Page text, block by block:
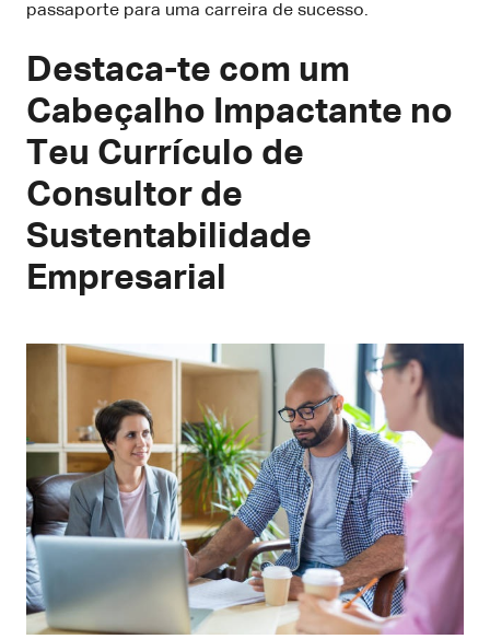
passaporte para uma carreira de sucesso.
Destaca-te com um
Cabeçalho Impactante no
Teu Currículo de
Consultor de
Sustentabilidade
Empresarial